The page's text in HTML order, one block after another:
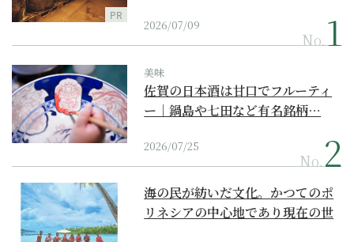
PR
2026/07/09
No.
美味
佐賀の日本酒は甘口でフルーティ
ー｜鍋島や七田など有名銘柄…
2026/07/25
No.
海の民が紡いだ文化。かつてのポ
リネシアの中心地であり現在の世